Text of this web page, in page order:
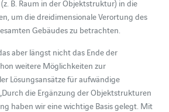
B. Raum in der Objektstruktur) in die
um die dreidimensionale Verortung des
Gebäudes zu betrachten.
aber längst nicht das Ende der
weitere Möglichkeiten zur
Lösungsansätze für aufwändige
die Ergänzung der Objektstrukturen
haben wir eine wichtige Basis gelegt. Mit